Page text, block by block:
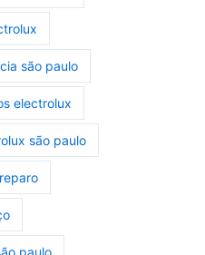
são paulo
electrolux
são paulo
paulo